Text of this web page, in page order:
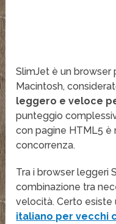
SlimJet è un browser
Macintosh,
leggero e veloce
punteggio
con pagine HTML5
concorrenza.
Tra i browser leggeri
combinazione tra
velocità. Certo esiste
italiano per vecchi